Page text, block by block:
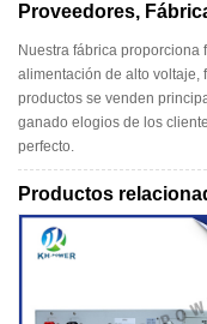
Proveedores,
Nuestra fábrica proporciona
alimentación de alto voltaje,
productos se venden
ganado elogios de los
perfecto.
Productos